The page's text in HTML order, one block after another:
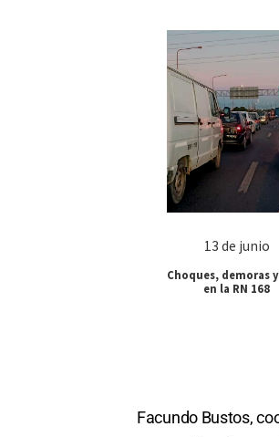
Facundo Bustos,